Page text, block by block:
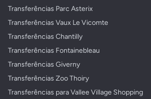
Transferências Parc Asterix
Transferências Vaux Le Vicomte
Transferências Chantilly
Transferências Fontainebleau
Transferências Giverny
Transferências Zoo Thoiry
Transferências para Vallee Village Shopping